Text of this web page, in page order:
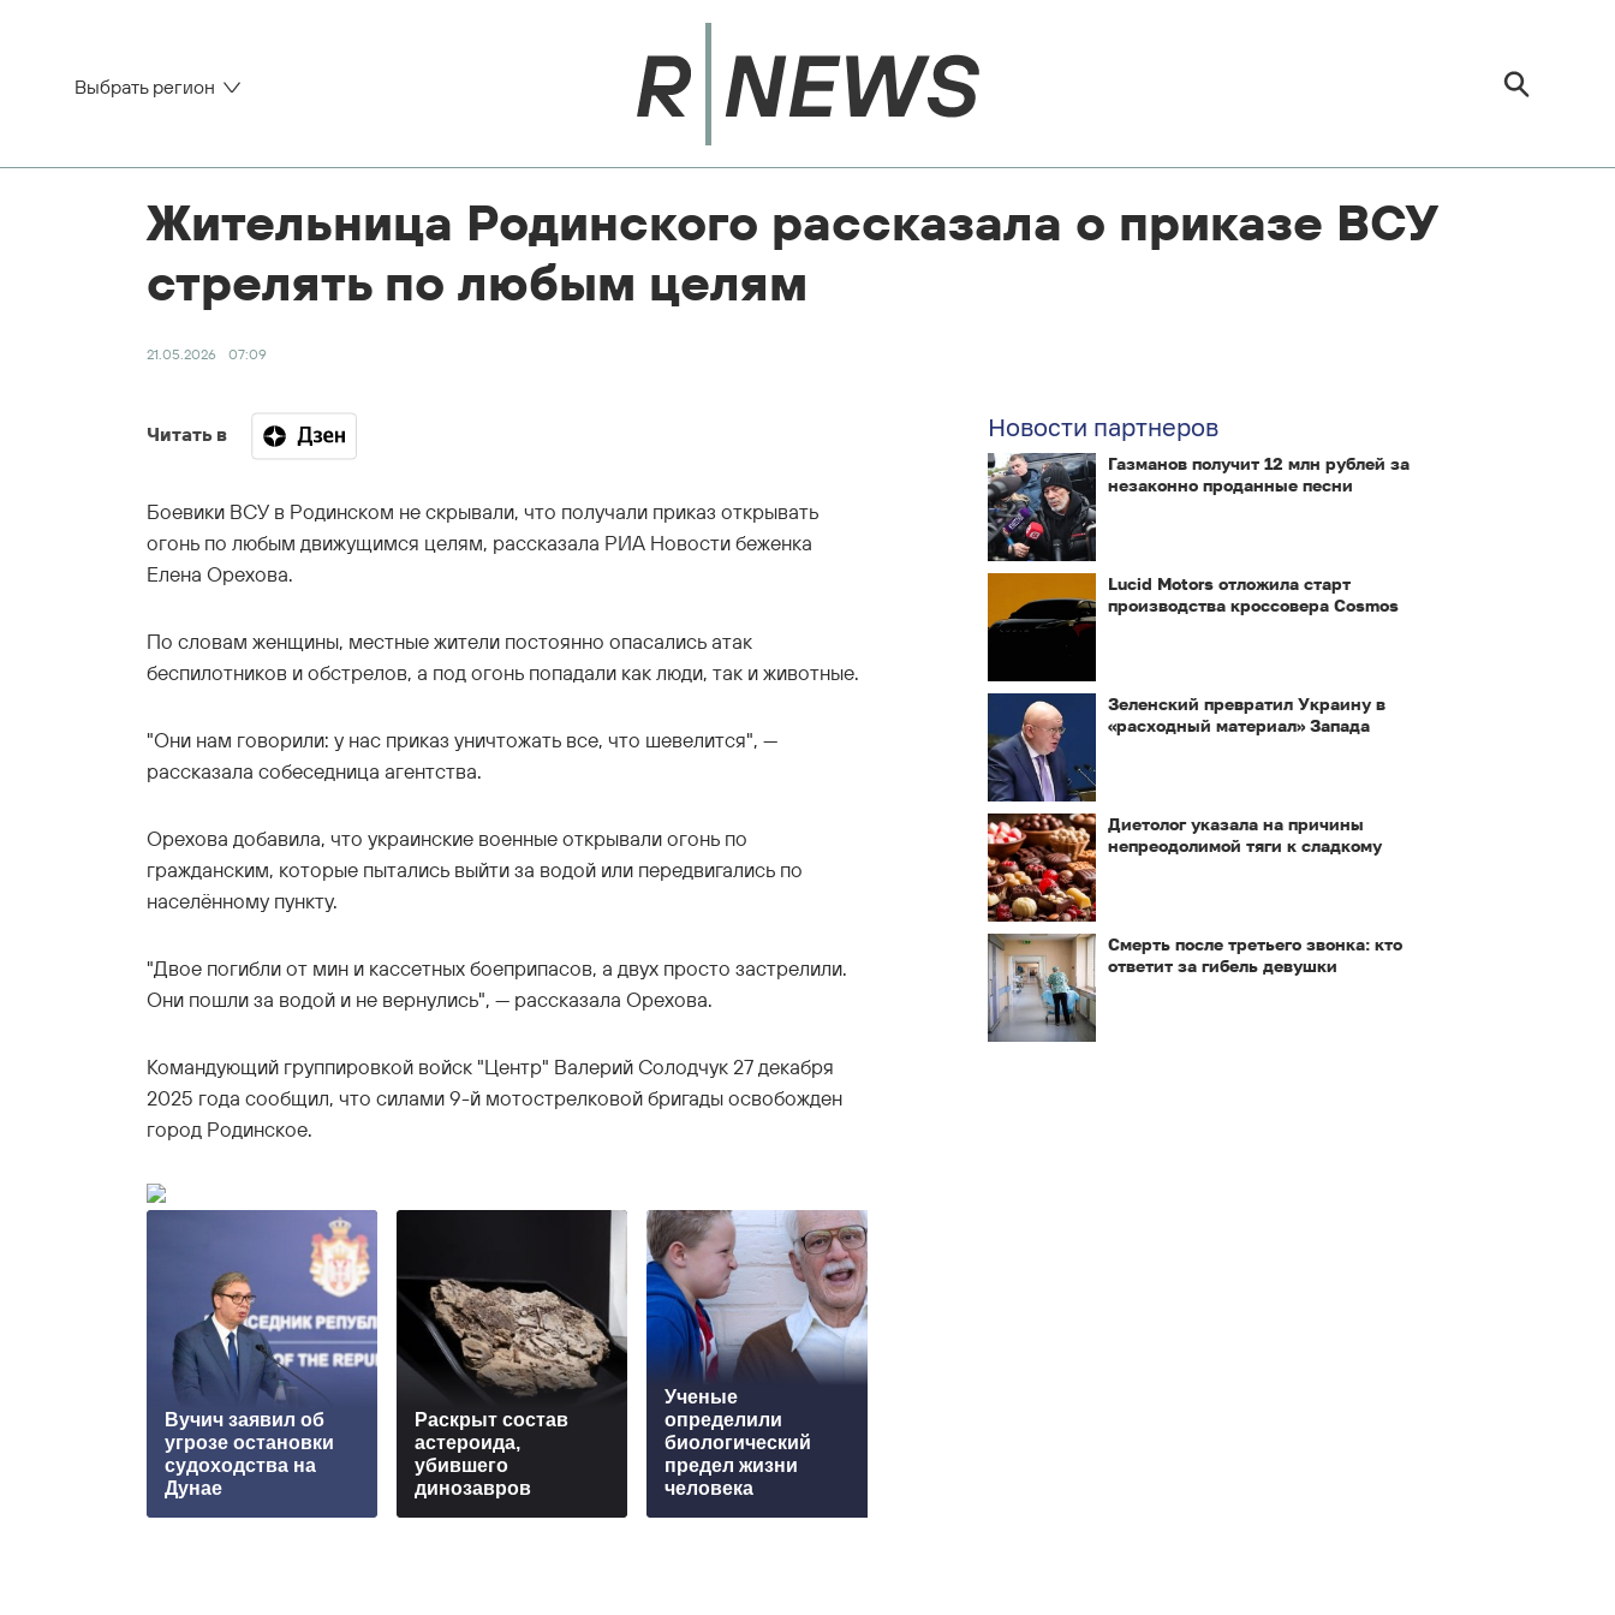
Выбрать регион
Жительница Родинского рассказала о приказе ВСУ
стрелять по любым целям
21.05.2026 07:09
Читать в
Боевики ВСУ в Родинском не скрывали, что получали приказ открывать
огонь по любым движущимся целям, рассказала РИА Новости беженка
Елена Орехова.
По словам женщины, местные жители постоянно опасались атак
беспилотников и обстрелов, а под огонь попадали как люди, так и животные.
"Они нам говорили: у нас приказ уничтожать все, что шевелится", —
рассказала собеседница агентства.
Орехова добавила, что украинские военные открывали огонь по
гражданским, которые пытались выйти за водой или передвигались по
населённому пункту.
"Двое погибли от мин и кассетных боеприпасов, а двух просто застрелили.
Они пошли за водой и не вернулись", — рассказала Орехова.
Командующий группировкой войск "Центр" Валерий Солодчук 27 декабря
2025 года сообщил, что силами 9-й мотострелковой бригады освобожден
город Родинское.
Вучич заявил об
угрозе остановки
судоходства на
Дунае
Раскрыт состав
астероида,
убившего
динозавров
Ученые
определили
биологический
предел жизни
человека
Новости партнеров
Газманов получит 12 млн рублей за
незаконно проданные песни
Lucid Motors отложила старт
производства кроссовера Cosmos
Зеленский превратил Украину в
«расходный материал» Запада
Диетолог указала на причины
непреодолимой тяги к сладкому
Смерть после третьего звонка: кто
ответит за гибель девушки